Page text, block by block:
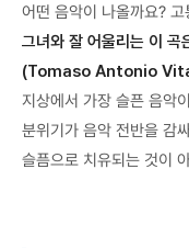
어떤 음악이 나올까요?
그녀와 잘 어울리는 이 곡
(Tomaso Antonio
지상에서 가장 슬픈 음악
분위기가 음악 전반을 감
슬픔으로 치유되는 것이